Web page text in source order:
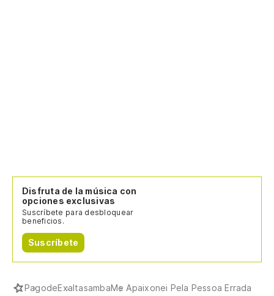
Disfruta de la música con
opciones exclusivas
Suscríbete para desbloquear
beneficios.
Suscríbete
PagodeExaltasambaMe Apaixonei Pela Pessoa Errada